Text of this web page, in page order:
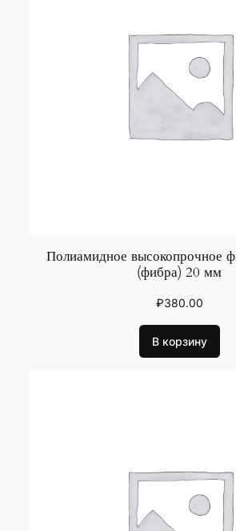
Полиамидное высокопрочное
(фибра) 20 мм
₽380.00
В корзину